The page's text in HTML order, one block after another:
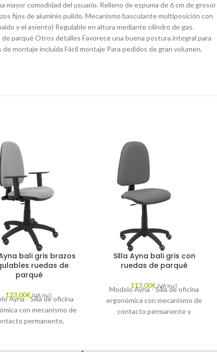
comodidad del usuario. Relleno de espuma de 6 cm de grosor
fijos de aluminio pulido. Mecanismo basculante multiposición con
y el asiento) Regulable en altura mediante cilindro de gas.
parqué Otros detalles Favorece una buena postura integral para
montaje incluida Fácil montaje Para pedidos de gran volumen,
bali gris brazos
ruedas de
parqué
133,00€ IVA Incl.
Ayna - Silla de oficina
con mecanismo de
permanente,
Silla Ayna bali gris con
ruedas de parqué
113,00€ IVA Incl.
Modelo Ayna - Silla de oficina
ergonómica con mecanismo de
contacto permanente y